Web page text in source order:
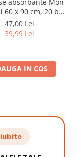
absorbante Mon
60 x 90 cm, 20 buc
/ pachet
47,00 Lei
39,99 Lei
IN COS
iubite